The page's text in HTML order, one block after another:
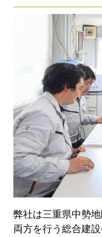
弊社は三重県中勢
両方を行う総合建